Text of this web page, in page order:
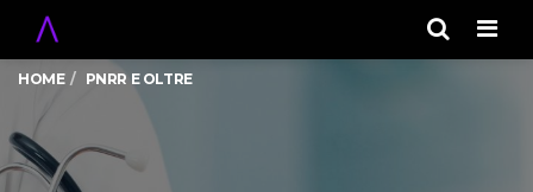
HOME PNRR E OLTRE